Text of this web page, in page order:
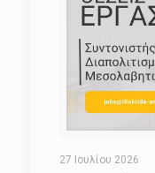
27 Ιουλίου 2026